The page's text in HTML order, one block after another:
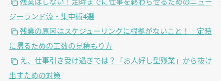
ジーランド流・集中術4選
残業の原因はスケジューリングに根拠がないこと！ 定時
に帰るための工数の見積もり方
え、仕事引き受け過ぎでは？「お人好し型残業」から抜け
出すための対策